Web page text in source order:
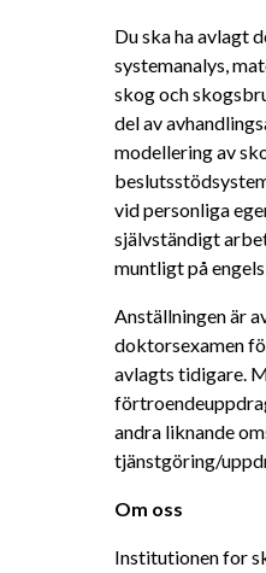
Du ska ha avlagt
systemanalys,
skog och
del av
modellering av
vid personliga
självständigt
muntligt på
Anställningen är
doktorsexamen
avlagts tidigare.
andra liknande
tjänstgöring/
Om oss
Institutionen for